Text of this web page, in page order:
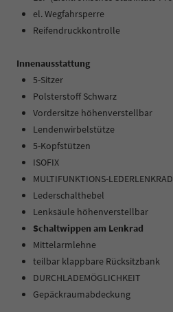
el. Wegfahrsperre
Reifendruckkontrolle
Innenausstattung
5-Sitzer
Polsterstoff Schwarz
Vordersitze höhenverstellbar
Lendenwirbelstütze
5-Kopfstützen
ISOFIX
MULTIFUNKTIONS-LEDERLENKRAD
Lederschalthebel
Lenksäule höhenverstellbar
Schaltwippen am Lenkrad
Mittelarmlehne
teilbar klappbare Rücksitzbank
DURCHLADEMÖGLICHKEIT
Gepäckraumabdeckung